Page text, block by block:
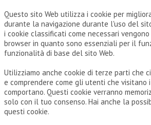
Questo sito Web utilizza i cookie per
durante la navigazione durante l'uso del
i cookie classificati come necessari
browser in quanto sono essenziali per il
funzionalità di base del sito Web.
Utilizziamo anche cookie di terze parti che
e comprendere come gli utenti che visitano
comportano. Questi cookie verranno
solo con il tuo consenso. Hai anche la
questi cookie.